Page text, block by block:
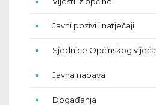
Javni pozivi i natječaji
Sjednice Općinskog vijeća
Javna nabava
Događanja